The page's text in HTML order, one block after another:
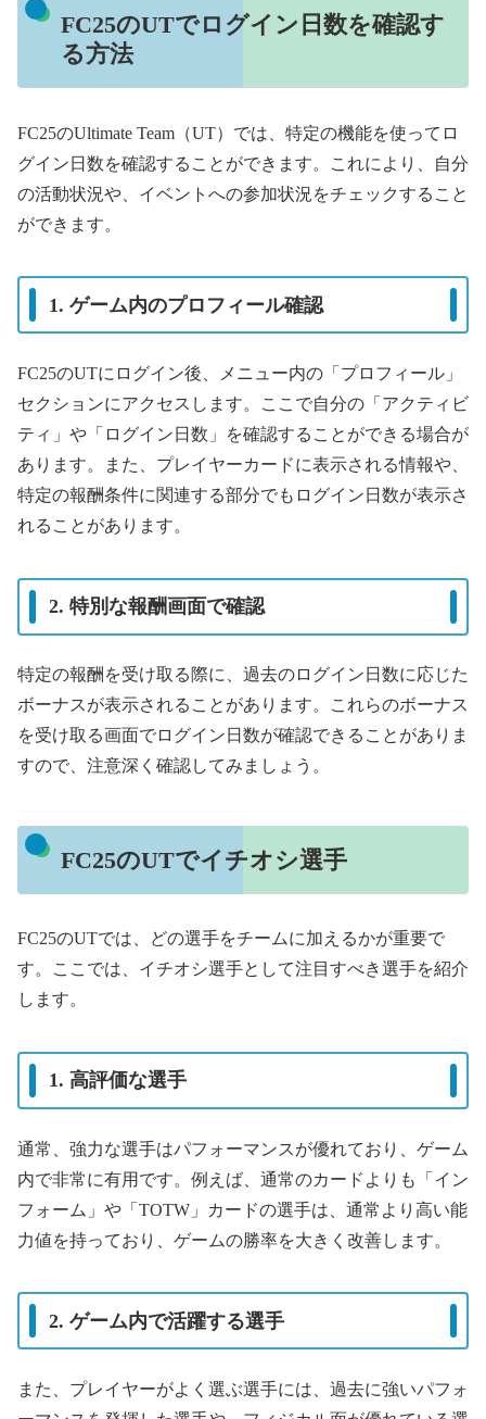
FC25のUTでログイン日数を確認す
る方法
FC25のUltimate Team（UT）では、特定の機能を使ってロ
グイン日数を確認することができます。これにより、自分
の活動状況や、イベントへの参加状況をチェックすること
ができます。
1. ゲーム内のプロフィール確認
FC25のUTにログイン後、メニュー内の「プロフィール」
セクションにアクセスします。ここで自分の「アクティビ
ティ」や「ログイン日数」を確認することができる場合が
あります。また、プレイヤーカードに表示される情報や、
特定の報酬条件に関連する部分でもログイン日数が表示さ
れることがあります。
2. 特別な報酬画面で確認
特定の報酬を受け取る際に、過去のログイン日数に応じた
ボーナスが表示されることがあります。これらのボーナス
を受け取る画面でログイン日数が確認できることがありま
すので、注意深く確認してみましょう。
FC25のUTでイチオシ選手
FC25のUTでは、どの選手をチームに加えるかが重要で
す。ここでは、イチオシ選手として注目すべき選手を紹介
します。
1. 高評価な選手
通常、強力な選手はパフォーマンスが優れており、ゲーム
内で非常に有用です。例えば、通常のカードよりも「イン
フォーム」や「TOTW」カードの選手は、通常より高い能
力値を持っており、ゲームの勝率を大きく改善します。
2. ゲーム内で活躍する選手
また、プレイヤーがよく選ぶ選手には、過去に強いパフォ